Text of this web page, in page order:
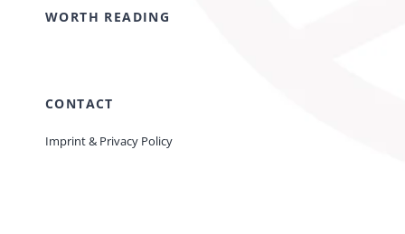
WORTH READING
CONTACT
Imprint & Privacy Policy